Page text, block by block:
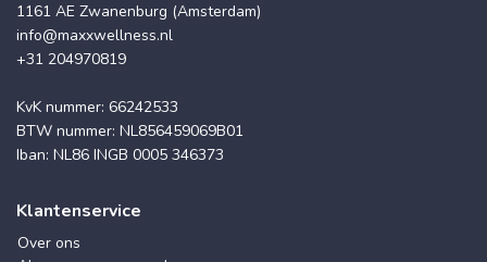
1161 AE Zwanenburg (Amsterdam)
info@maxxwellness.nl
+31 204970819
KvK nummer: 66242533
BTW nummer: NL856459069B01
Iban: NL86 INGB 0005 346373
Klantenservice
Over ons